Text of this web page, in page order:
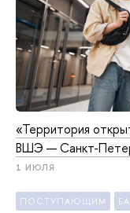
«Территория
ВШЭ — Санкт-
1 ИЮЛЯ
ПОСТУПАЮЩИМ